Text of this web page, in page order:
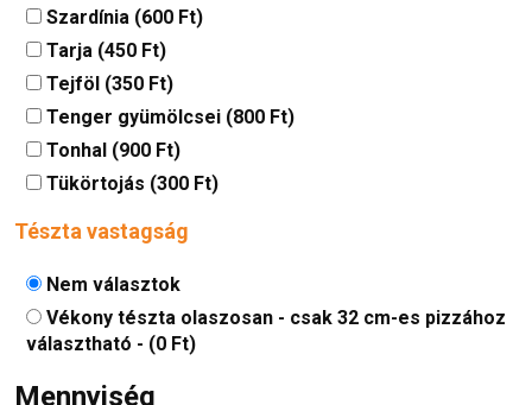
Szardínia (600 Ft)
Tarja (450 Ft)
Tejföl (350 Ft)
Tenger gyümölcsei (800 Ft)
Tonhal (900 Ft)
Tükörtojás (300 Ft)
Tészta vastagság
Nem választok
Vékony tészta olaszosan - csak 32 cm-es pizzához
választható - (0 Ft)
Mennyiség